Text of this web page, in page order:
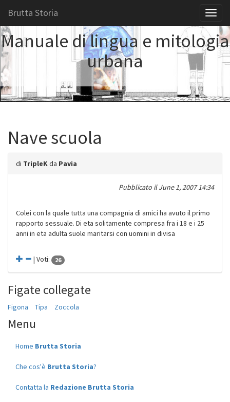
Brutta Storia
Manuale di lingua e mitologia
urbana
Nave scuola
di TripleKda Pavia
Pubblicato ilJune 1, 2007 14:34
Colei con la quale tutta una compagnia di amici ha avuto il primo
rapporto sessuale. Di eta solitamente compresa fra i 18 e i 25
anni in eta adulta suole maritarsi con uomini in divisa
| Voti: 26
Figate collegate
Figona Tipa Zoccola
Menu
Home Brutta Storia
Che cos'è Brutta Storia?
Contatta la Redazione Brutta Storia